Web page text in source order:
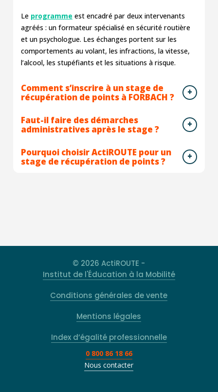
Le programme est encadré par deux intervenants
agréés : un formateur spécialisé en sécurité routière
et un psychologue. Les échanges portent sur les
comportements au volant, les infractions, la vitesse,
l’alcool, les stupéfiants et les situations à risque.
Comment s’inscrire à un stage de
récupération de points à FORBACH ?
Faut-il faire des démarches
administratives après le stage ?
Pourquoi choisir ActiROUTE pour un
stage de récupération de points ?
© 2026 ActiROUTE -
Institut de l'Éducation à la Mobilité
Conditions générales de vente
Mentions légales
Index d’égalité professionnelle
0 800 86 18 66
Nous contacter